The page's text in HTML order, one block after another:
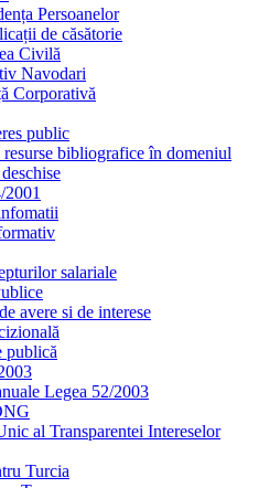
Persoanelor
de căsătorie
Civilă
Navodari
Corporativă
public
bibliografice în domeniul
2001
salariale
avere si de interese
publică
Legea 52/2003
al Transparentei Intereselor
Turcia